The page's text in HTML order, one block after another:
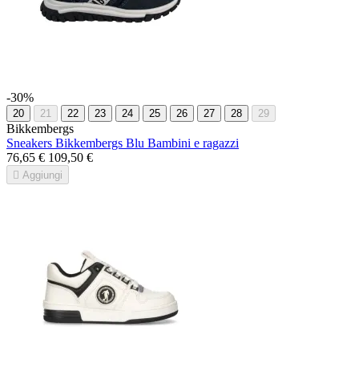
-30%
20 21 22 23 24 25 26 27 28 29
Bikkembergs
Sneakers Bikkembergs Blu Bambini e ragazzi
76,65 € 109,50 €
 Aggiungi